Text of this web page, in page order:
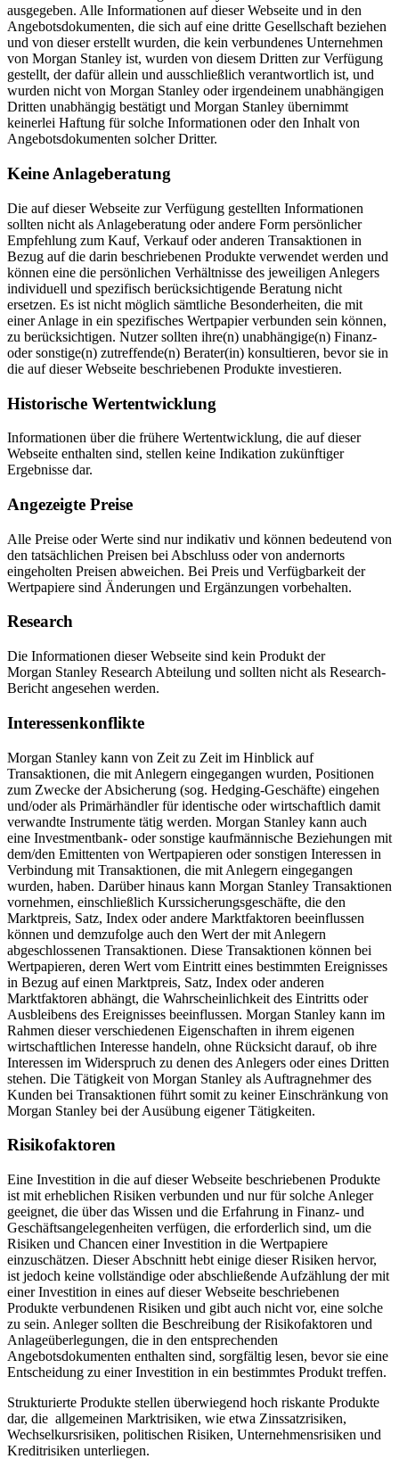
ausgegeben. Alle Informationen auf dieser Webseite und in den
Angebotsdokumenten, die sich auf eine dritte Gesellschaft beziehen
und von dieser erstellt wurden, die kein verbundenes Unternehmen
von Morgan Stanley ist, wurden von diesem Dritten zur Verfügung
gestellt, der dafür allein und ausschließlich verantwortlich ist, und
wurden nicht von Morgan Stanley oder irgendeinem unabhängigen
Dritten unabhängig bestätigt und Morgan Stanley übernimmt
keinerlei Haftung für solche Informationen oder den Inhalt von
Angebotsdokumenten solcher Dritter.
Keine Anlageberatung
Die auf dieser Webseite zur Verfügung gestellten Informationen
sollten nicht als Anlageberatung oder andere Form persönlicher
Empfehlung zum Kauf, Verkauf oder anderen Transaktionen in
Bezug auf die darin beschriebenen Produkte verwendet werden und
können eine die persönlichen Verhältnisse des jeweiligen Anlegers
individuell und spezifisch berücksichtigende Beratung nicht
ersetzen. Es ist nicht möglich sämtliche Besonderheiten, die mit
einer Anlage in ein spezifisches Wertpapier verbunden sein können,
zu berücksichtigen. Nutzer sollten ihre(n) unabhängige(n) Finanz-
oder sonstige(n) zutreffende(n) Berater(in) konsultieren, bevor sie in
die auf dieser Webseite beschriebenen Produkte investieren.
Historische Wertentwicklung
Informationen über die frühere Wertentwicklung, die auf dieser
Webseite enthalten sind, stellen keine Indikation zukünftiger
Ergebnisse dar.
Angezeigte Preise
Alle Preise oder Werte sind nur indikativ und können bedeutend von
den tatsächlichen Preisen bei Abschluss oder von andernorts
eingeholten Preisen abweichen. Bei Preis und Verfügbarkeit der
Wertpapiere sind Änderungen und Ergänzungen vorbehalten.
Research
Die Informationen dieser Webseite sind kein Produkt der
Morgan Stanley Research Abteilung und sollten nicht als Research-
Bericht angesehen werden.
Interessenkonflikte
Morgan Stanley kann von Zeit zu Zeit im Hinblick auf
Transaktionen, die mit Anlegern eingegangen wurden, Positionen
zum Zwecke der Absicherung (sog. Hedging-Geschäfte) eingehen
und/oder als Primärhändler für identische oder wirtschaftlich damit
verwandte Instrumente tätig werden. Morgan Stanley kann auch
eine Investmentbank- oder sonstige kaufmännische Beziehungen mit
dem/den Emittenten von Wertpapieren oder sonstigen Interessen in
Verbindung mit Transaktionen, die mit Anlegern eingegangen
wurden, haben. Darüber hinaus kann Morgan Stanley Transaktionen
vornehmen, einschließlich Kurssicherungsgeschäfte, die den
Marktpreis, Satz, Index oder andere Marktfaktoren beeinflussen
können und demzufolge auch den Wert der mit Anlegern
abgeschlossenen Transaktionen. Diese Transaktionen können bei
Wertpapieren, deren Wert vom Eintritt eines bestimmten Ereignisses
in Bezug auf einen Marktpreis, Satz, Index oder anderen
Marktfaktoren abhängt, die Wahrscheinlichkeit des Eintritts oder
Ausbleibens des Ereignisses beeinflussen. Morgan Stanley kann im
Rahmen dieser verschiedenen Eigenschaften in ihrem eigenen
wirtschaftlichen Interesse handeln, ohne Rücksicht darauf, ob ihre
Interessen im Widerspruch zu denen des Anlegers oder eines Dritten
stehen. Die Tätigkeit von Morgan Stanley als Auftragnehmer des
Kunden bei Transaktionen führt somit zu keiner Einschränkung von
Morgan Stanley bei der Ausübung eigener Tätigkeiten.
Risikofaktoren
Eine Investition in die auf dieser Webseite beschriebenen Produkte
ist mit erheblichen Risiken verbunden und nur für solche Anleger
geeignet, die über das Wissen und die Erfahrung in Finanz- und
Geschäftsangelegenheiten verfügen, die erforderlich sind, um die
Risiken und Chancen einer Investition in die Wertpapiere
einzuschätzen. Dieser Abschnitt hebt einige dieser Risiken hervor,
ist jedoch keine vollständige oder abschließende Aufzählung der mit
einer Investition in eines auf dieser Webseite beschriebenen
Produkte verbundenen Risiken und gibt auch nicht vor, eine solche
zu sein. Anleger sollten die Beschreibung der Risikofaktoren und
Anlageüberlegungen, die in den entsprechenden
Angebotsdokumenten enthalten sind, sorgfältig lesen, bevor sie eine
Entscheidung zu einer Investition in ein bestimmtes Produkt treffen.
Strukturierte Produkte stellen überwiegend hoch riskante Produkte
dar, die allgemeinen Marktrisiken, wie etwa Zinssatzrisiken,
Wechselkursrisiken, politischen Risiken, Unternehmensrisiken und
Kreditrisiken unterliegen.